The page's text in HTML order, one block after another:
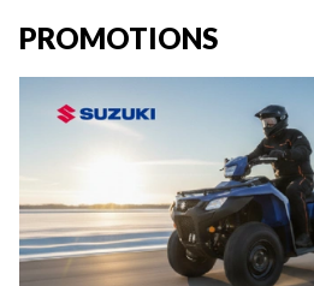
PROMOTIONS